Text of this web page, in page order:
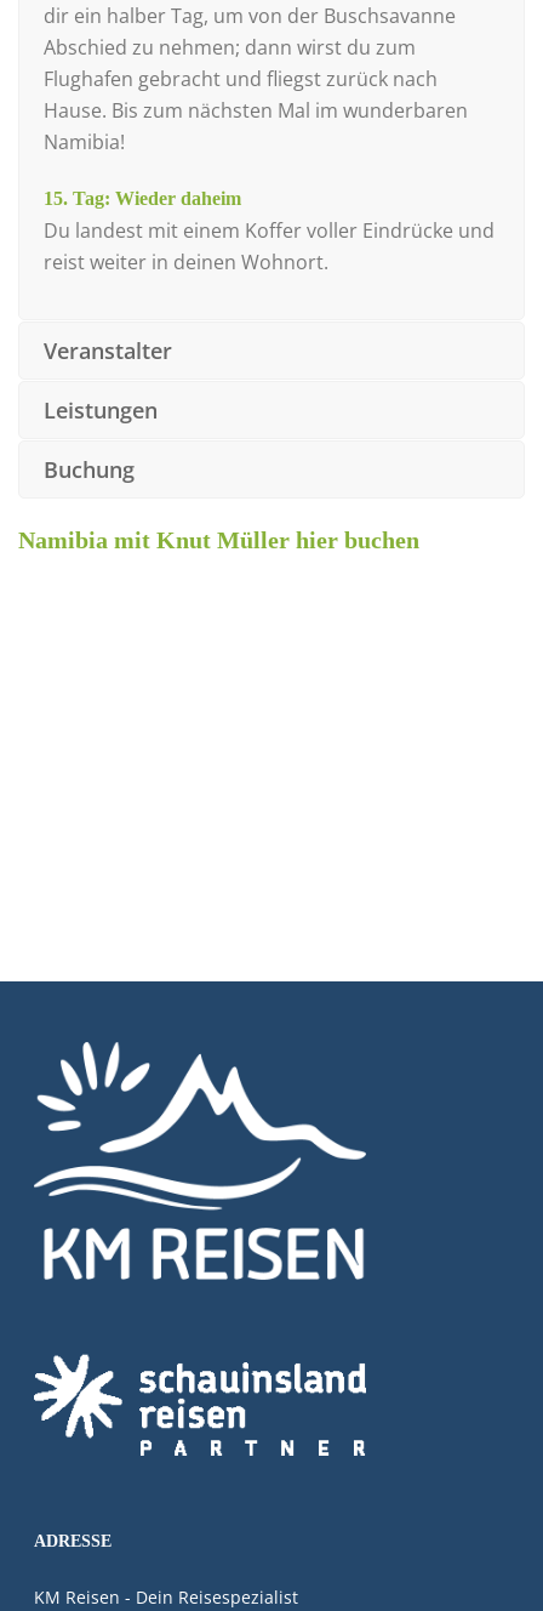
dir ein halber Tag, um von der Buschsavanne
Abschied zu nehmen; dann wirst du zum
Flughafen gebracht und fliegst zurück nach
Hause. Bis zum nächsten Mal im wunderbaren
Namibia!
15. Tag: Wieder daheim
Du landest mit einem Koffer voller Eindrücke und
reist weiter in deinen Wohnort.
Veranstalter
Leistungen
Buchung
Namibia mit Knut Müller hier buchen
ADRESSE
KM Reisen - Dein Reisespezialist